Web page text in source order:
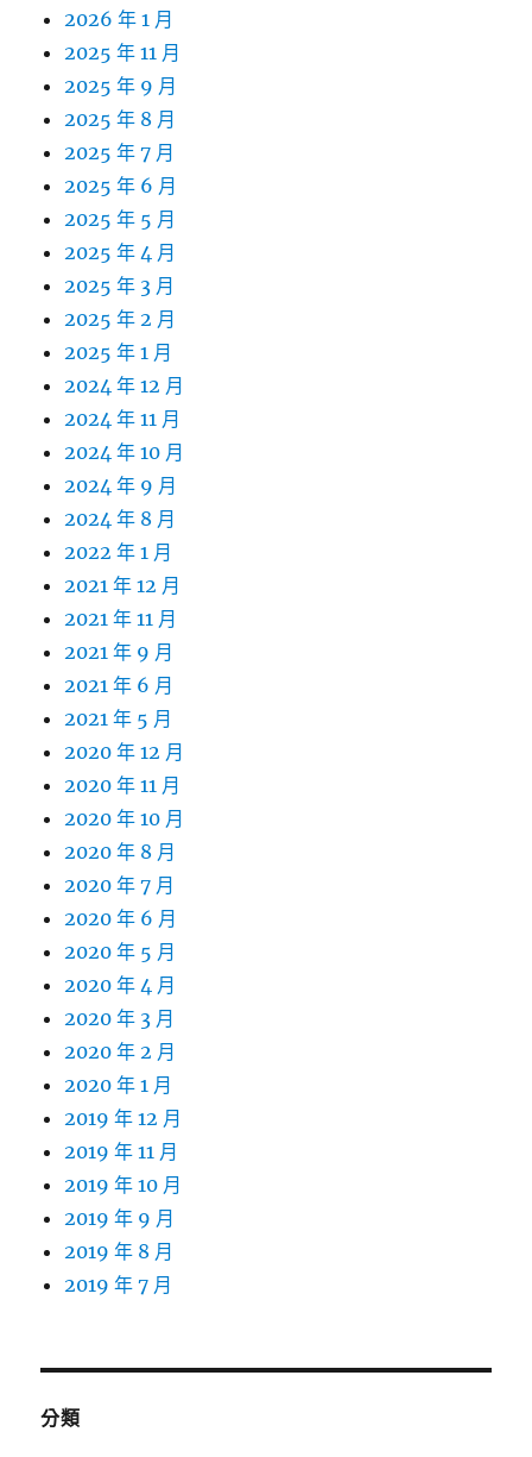
2026 年 1 月
2025 年 11 月
2025 年 9 月
2025 年 8 月
2025 年 7 月
2025 年 6 月
2025 年 5 月
2025 年 4 月
2025 年 3 月
2025 年 2 月
2025 年 1 月
2024 年 12 月
2024 年 11 月
2024 年 10 月
2024 年 9 月
2024 年 8 月
2022 年 1 月
2021 年 12 月
2021 年 11 月
2021 年 9 月
2021 年 6 月
2021 年 5 月
2020 年 12 月
2020 年 11 月
2020 年 10 月
2020 年 8 月
2020 年 7 月
2020 年 6 月
2020 年 5 月
2020 年 4 月
2020 年 3 月
2020 年 2 月
2020 年 1 月
2019 年 12 月
2019 年 11 月
2019 年 10 月
2019 年 9 月
2019 年 8 月
2019 年 7 月
分類